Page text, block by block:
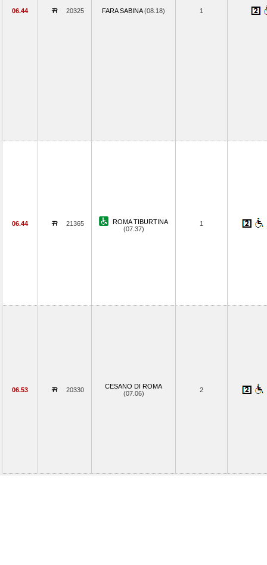
06.44 20325 FARA SABINA(08.18) 1
06.44 21365
ROMA TIBURTINA
(07.37)
1
06.53 20330
CESANO DI ROMA
(07.06)
2